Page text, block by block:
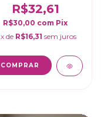
R$32,61
R$30,00 com Pix
x de R$16,31 sem juros
COMPRAR